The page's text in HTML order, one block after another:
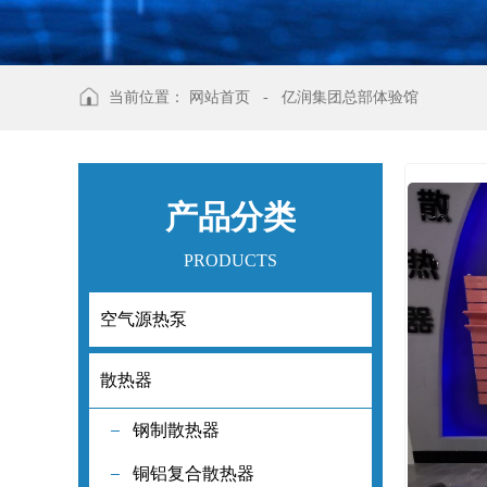
当前位置： 网站首页 - 亿润集团总部体验馆
产品分类
PRODUCTS
空气源热泵 空气源热泵
散热器
钢制散热器 钢制散热器
铜铝复合散热器 铜铝复合散